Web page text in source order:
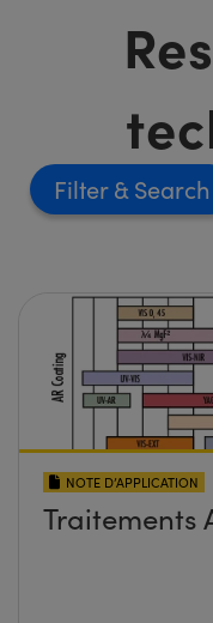
Filter
NOTE D’APPLICATION
Traitements